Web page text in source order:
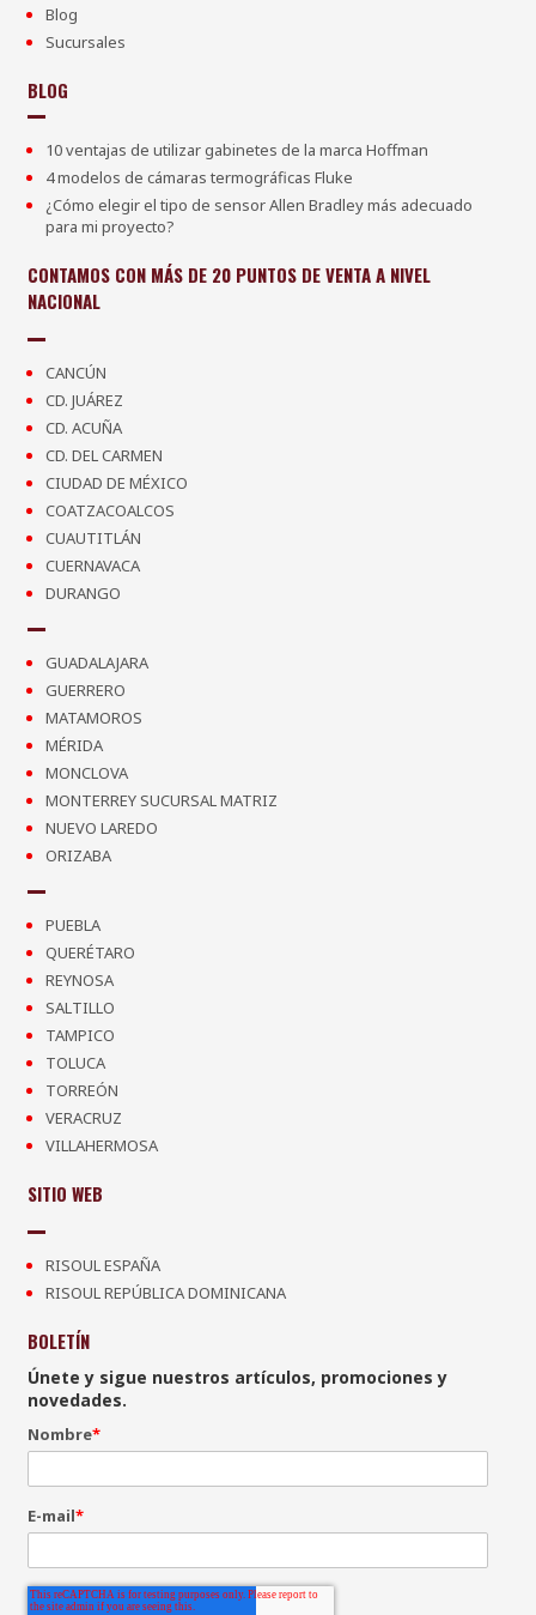
Blog
Sucursales
BLOG
10 ventajas de utilizar gabinetes de la marca Hoffman
4 modelos de cámaras termográficas Fluke
¿Cómo elegir el tipo de sensor Allen Bradley más adecuado
para mi proyecto?
CONTAMOS CON MÁS DE 20 PUNTOS DE VENTA A NIVEL
NACIONAL
CANCÚN
CD. JUÁREZ
CD. ACUÑA
CD. DEL CARMEN
CIUDAD DE MÉXICO
COATZACOALCOS
CUAUTITLÁN
CUERNAVACA
DURANGO
GUADALAJARA
GUERRERO
MATAMOROS
MÉRIDA
MONCLOVA
MONTERREY SUCURSAL MATRIZ
NUEVO LAREDO
ORIZABA
PUEBLA
QUERÉTARO
REYNOSA
SALTILLO
TAMPICO
TOLUCA
TORREÓN
VERACRUZ
VILLAHERMOSA
SITIO WEB
RISOUL ESPAÑA
RISOUL REPÚBLICA DOMINICANA
BOLETÍN
Únete y sigue nuestros artículos, promociones y
novedades.
Nombre*
E-mail*